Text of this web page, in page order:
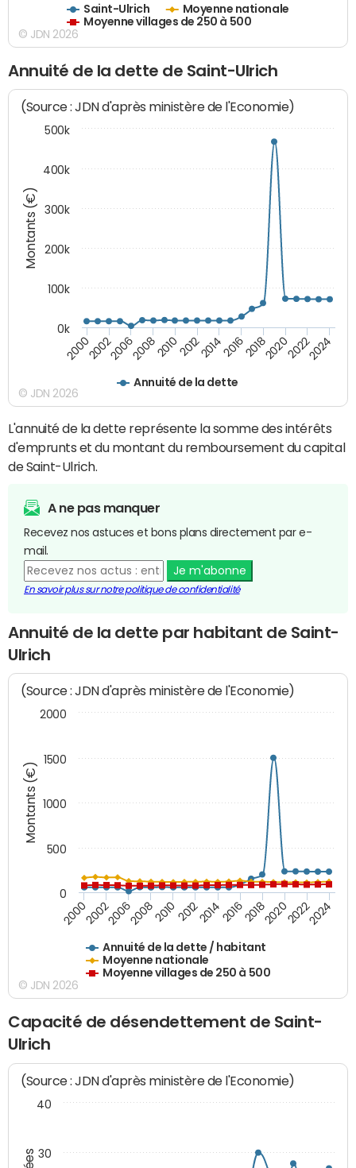
Saint-Ulrich
Moyenne nationale
Moyenne villages de 250 à 500
© JDN 2026
Annuité de la dette de Saint-Ulrich
Montants (€)
(Source : JDN d'après ministère de l'Economie)
Annuité de la dette
200020022006200820102012201420162018202020222024
0k
100k
200k
300k
400k
500k
© JDN 2026
L'annuité de la dette représente la somme des intérêts
d'emprunts et du montant du remboursement du capital
de Saint-Ulrich.
A ne pas manquer
Recevez nos astuces et bons plans directement par e-
mail.
Je m'abonne
En savoir plus sur notre politique de confidentialité
Annuité de la dette par habitant de Saint-
Ulrich
Montants (€)
(Source : JDN d'après ministère de l'Economie)
Annuité de la dette / habitant
Moyenne nationale
Moyenne villages de 250 à 500
200020022006200820102012201420162018202020222024
0
500
1000
1500
2000
© JDN 2026
Capacité de désendettement de Saint-
Ulrich
(Source : JDN d'après ministère de l'Economie)
30
40